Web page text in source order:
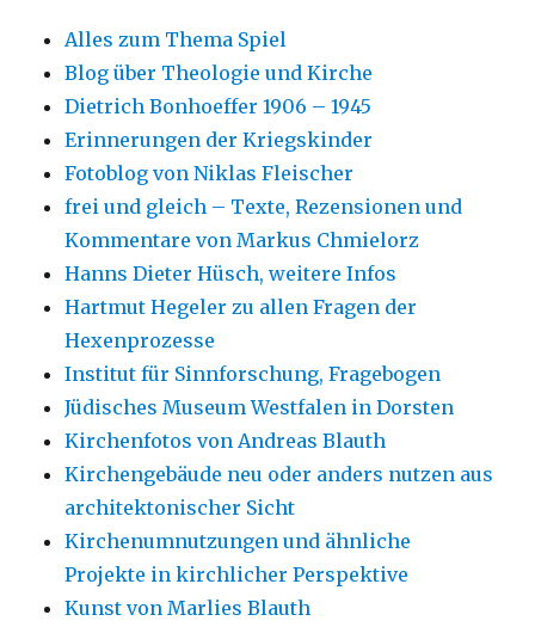
Alles zum Thema Spiel
Blog über Theologie und Kirche
Dietrich Bonhoeffer 1906 – 1945
Erinnerungen der Kriegskinder
Fotoblog von Niklas Fleischer
frei und gleich – Texte, Rezensionen und
Kommentare von Markus Chmielorz
Hanns Dieter Hüsch, weitere Infos
Hartmut Hegeler zu allen Fragen der
Hexenprozesse
Institut für Sinnforschung, Fragebogen
Jüdisches Museum Westfalen in Dorsten
Kirchenfotos von Andreas Blauth
Kirchengebäude neu oder anders nutzen aus
architektonischer Sicht
Kirchenumnutzungen und ähnliche
Projekte in kirchlicher Perspektive
Kunst von Marlies Blauth